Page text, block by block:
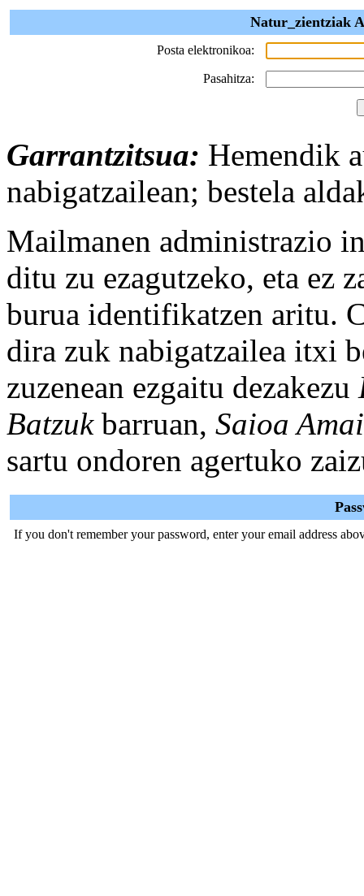
Natur_zientziak
Posta elektronikoa:
Pasahitza:
Garrantzitsua: Hemendik
nabigatzailean; bestela
Mailmanen administrazio
ditu zu ezagutzeko, eta ez
burua identifikatzen aritu.
dira zuk nabigatzailea itxi
zuzenean ezgaitu dezakezu
Batzukbarruan, Saioa
sartu ondoren agertuko
If you don't remember your password, enter your email address